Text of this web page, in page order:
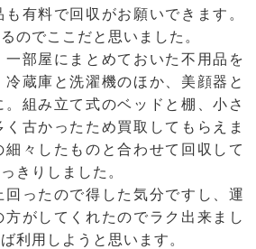
有料で回収がお願いできます。
のでここだと思いました。
部屋にまとめておいた不用品を
冷蔵庫と洗濯機のほか、美顔器と
組み立て式のベッドと棚、小さ
古かったため買取してもらえま
々したものと合わせて回収して
きりしました。
回ったので得した気分ですし、運
がしてくれたのでラク出来まし
利用しようと思います。